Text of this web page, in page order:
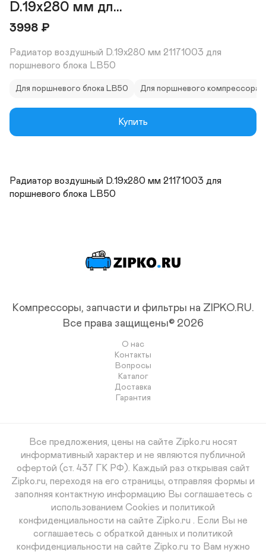
D.19x280 мм дл...
3998 ₽
Радиатор воздушный D.19x280 мм 21171003 для
поршневого блока LB50
Для поршневого блока LB50 Для поршневого компрессора
Купить
Радиатор воздушный D.19x280 мм 21171003 для
поршневого блока LB50
Компрессоры, запчасти и фильтры на ZIPKO.RU.
Все права защищены© 2026
О нас
Контакты
Вопросы
Каталог
Доставка
Гарантия
Все предложения, цены на сайте Zipko.ru носят
информативный характер и не являются публичной
офертой (ст. 437 ГК РФ). Каждый раз открывая сайт
Zipko.ru, переходя на его страницы, отправляя формы и
заполняя контактную информацию Вы соглашаетесь с
использованием Cookies и политикой
конфиденциальности на сайте Zipko.ru . Если Вы не
соглашаетесь с обраткой данных и политикой
конфиденциальности на сайте Zipko.ru то Вам нужно